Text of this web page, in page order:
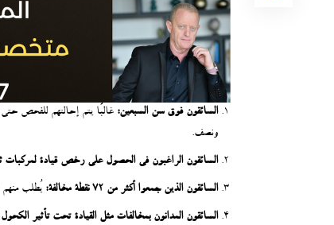
السائقون فوق سن السبعين: غالبًا يتم إحالتهم للفحص
ونصف.
السائقون الراغبون في الحصول على رخص قيادة لمركبات
السائقون الذين جمعوا أكثر من 72 نقطة مخالفة: يُطلب منهم
السائقون المدانون بمخالفات مثل القيادة تحت تأثير